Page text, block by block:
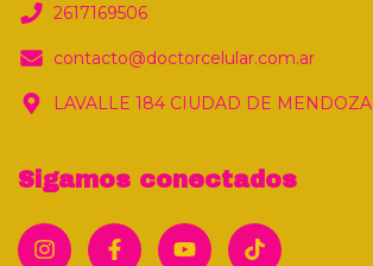
2617169506
contacto@doctorcelular.com.ar
LAVALLE 184 CIUDAD DE MENDOZA
Sigamos conectados